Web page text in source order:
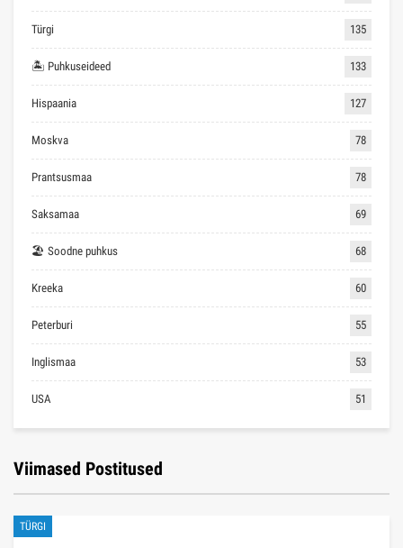
Türgi 135
🏝 Puhkuseideed 133
Hispaania 127
Moskva 78
Prantsusmaa 78
Saksamaa 69
🏖 Soodne puhkus 68
Kreeka 60
Peterburi 55
Inglismaa 53
USA 51
Viimased Postitused
TÜRGI